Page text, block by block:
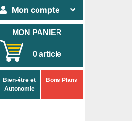
Mon compte
MON PANIER
0 article
Bien-être et
Autonomie
Bons Plans